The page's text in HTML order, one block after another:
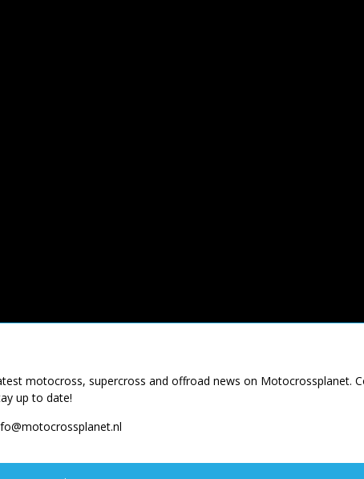
motocross, supercross and offroad news on Motocrossplanet.
up to date!